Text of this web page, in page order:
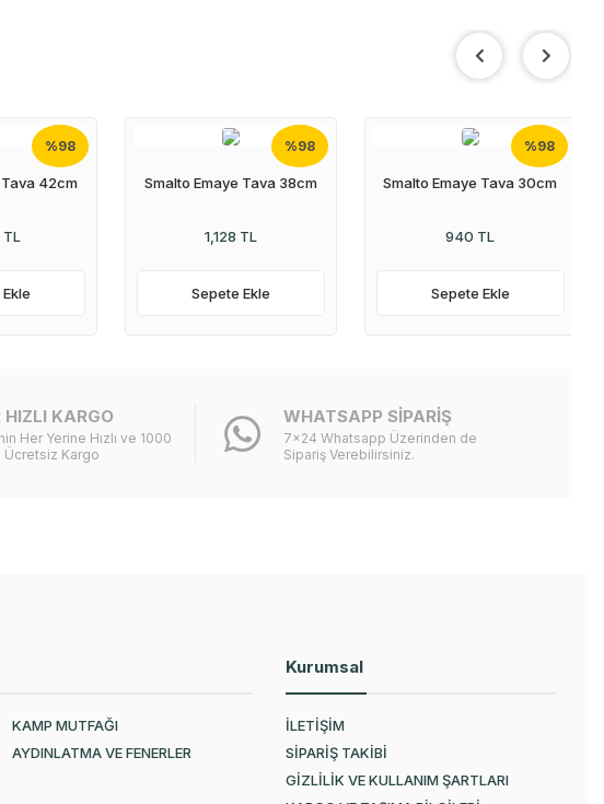
%98
Tava 42cm
%98
Smalto Emaye Tava 38cm
1,128 TL
Sepete Ekle
%98
Smalto Emaye Tava 30cm
940 TL
Sepete Ekle
HIZLI KARGO
Her Yerine Hızlı ve 1000
Ücretsiz Kargo
WHATSAPP SİPARİŞ
7x24 Whatsapp Üzerinden de
Sipariş Verebilirsiniz.
KAMP MUTFAĞI
AYDINLATMA VE FENERLER
Kurumsal
İLETİŞİM
SİPARİŞ TAKİBİ
GİZLİLİK VE KULLANIM ŞARTLARI